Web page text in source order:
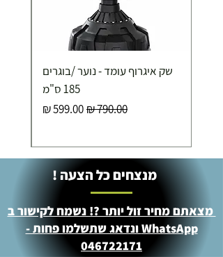
שק איגרוף עומד - נוער /בוגרים
185 ס"מ
מחיר רגילמחיר מבצע
מנצחים כל הצעה !
מצאתם מחיר זול יותר ?! נשמח לקישור ב
WhatsApp ונדאג שתשלמו פחות -
046722171